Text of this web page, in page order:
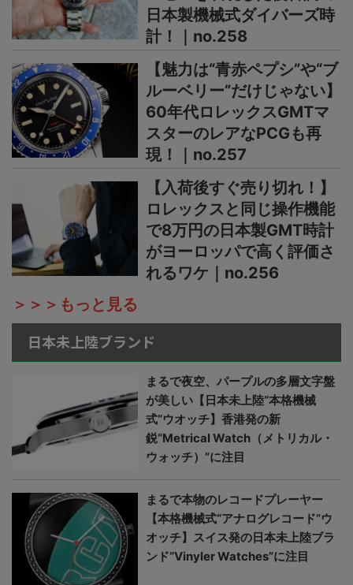
日本製機械式ダイバーズ時
計！｜no.258
【魅力は“青赤ペプシ”や“ブ
ルーベリー”だけじゃない】
60年代ロレックスGMTマ
スターのレアなPCGも再
現！｜no.257
【入荷後すぐ売り切れ！】
ロレックスと同じ操作機能
で8万円の日本製GMT時計
がヨーロッパで高く評価さ
れるワケ｜no.256
＞＞＞もっと見る
日本未上陸ブランド
まるで夜空、パープルの多層文字盤
が美しい【日本未上陸“本格機械
式”ウオッチ】香港発の新
鋭“Metrical Watch（メトリカル・
ウォッチ）”に注目
まるで本物のレコードプレーヤー
【本格機械式“アナログレコード”ウ
オッチ】スイス発の日本未上陸ブラ
ンド“Vinyler Watches”に注目